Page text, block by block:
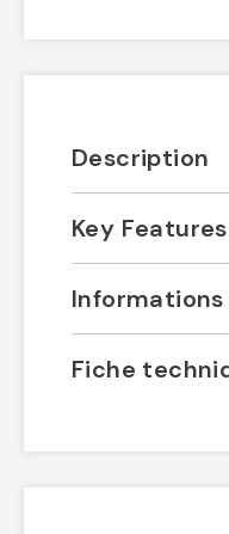
Description
Key Features
Informations
Fiche